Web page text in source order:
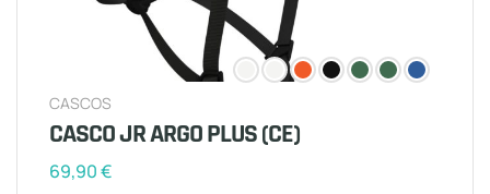
CASCOS
CASCO JR ARGO PLUS (CE)
69,90€